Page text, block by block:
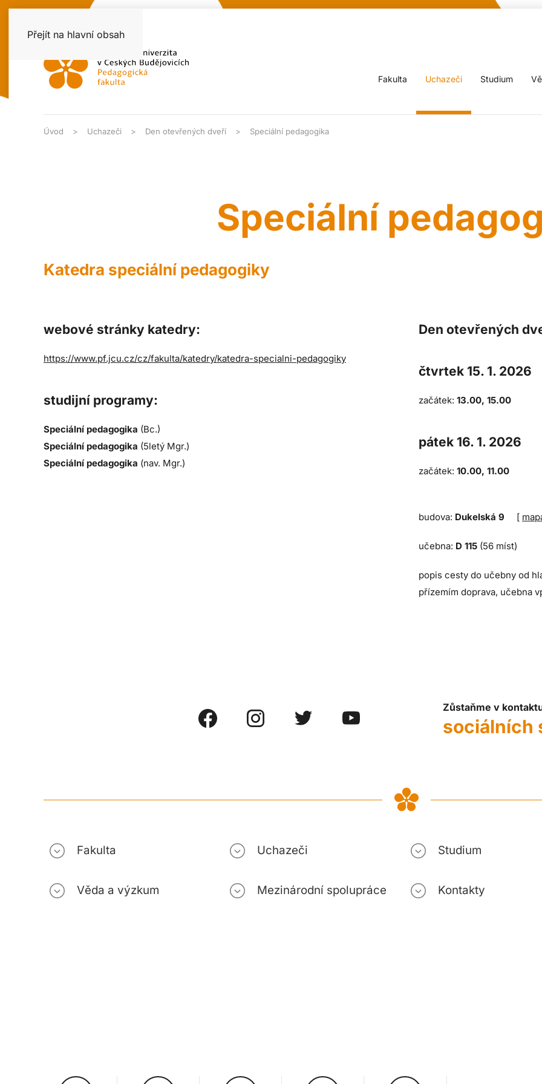
Přejít na hlavní obsah
Fakulta Uchazeči Studium
Úvod Uchazeči Den otevřených dveří Speciální pedagogika
Speciální
Katedra speciální pedagogiky
webové stránky katedry:
https://www.pf.jcu.cz/cz/fakulta/katedry/katedra-specialni-pedagogiky
studijní programy:
Speciální pedagogika (Bc.)
Speciální pedagogika (5letý Mgr.)
Speciální pedagogika (nav. Mgr.)
Den otevřených
čtvrtek 15. 1. 2026
začátek: 13.00, 15.00
pátek 16. 1. 2026
začátek: 10.00, 11.00
budova: Dukelská 9 [
učebna: D 115 (56 míst)
popis cesty do učebny od
přízemím doprava, učebna
Zůstaňme v
sociálních
Fakulta Uchazeči Studium
Věda a výzkum Mezinárodní spolupráce Kontakty